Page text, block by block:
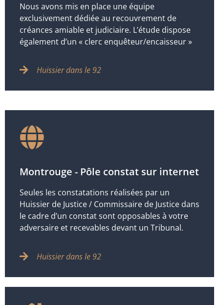
Nous avons mis en place une équipe
exclusivement dédiée au recouvrement de
créances amiable et judiciaire. L’étude dispose
également d’un « clerc enquêteur/encaisseur »
Huissier dans le 92
Montrouge - Pôle constat sur internet
Seules les constatations réalisées par un
Huissier de Justice / Commissaire de Justice dans
le cadre d’un constat sont opposables à votre
adversaire et recevables devant un Tribunal.
Huissier dans le 92